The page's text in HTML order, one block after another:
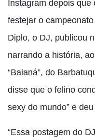
Instagram depois
festejar o
Diplo, o DJ, publicou
narrando a história,
“Baianá”, do
disse que o felino
sexy do mundo” e
“Essa postagem do